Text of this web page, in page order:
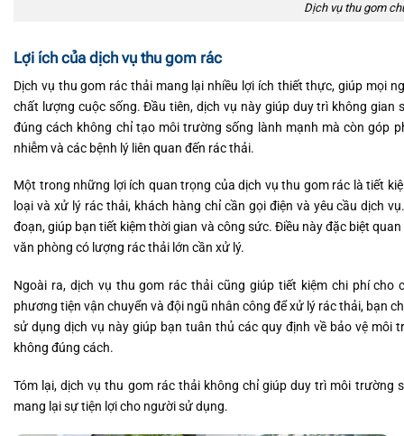
Dịch vụ thu gom
Lợi ích của dịch vụ thu gom rác
Dịch vụ thu gom rác thải mang lại nhiều lợi ích thiết thực, giúp mọi
chất lượng cuộc sống. Đầu tiên, dịch vụ này giúp duy trì không gian
đúng cách không chỉ tạo môi trường sống lành mạnh mà còn góp
nhiễm và các bệnh lý liên quan đến rác thải.
Một trong những lợi ích quan trọng của dịch vụ thu gom rác là tiết
loại và xử lý rác thải, khách hàng chỉ cần gọi điện và yêu cầu dịch
đoạn, giúp bạn tiết kiệm thời gian và công sức. Điều này đặc biệt
văn phòng có lượng rác thải lớn cần xử lý.
Ngoài ra, dịch vụ thu gom rác thải cũng giúp tiết kiệm chi phí
phương tiện vận chuyển và đội ngũ nhân công để xử lý rác thải, bạn
sử dụng dịch vụ này giúp bạn tuân thủ các quy định về bảo vệ môi
không đúng cách.
Tóm lại, dịch vụ thu gom rác thải không chỉ giúp duy trì môi trường
mang lại sự tiện lợi cho người sử dụng.